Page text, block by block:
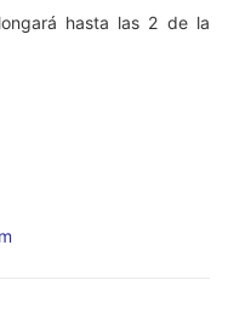
hasta las 2 de la